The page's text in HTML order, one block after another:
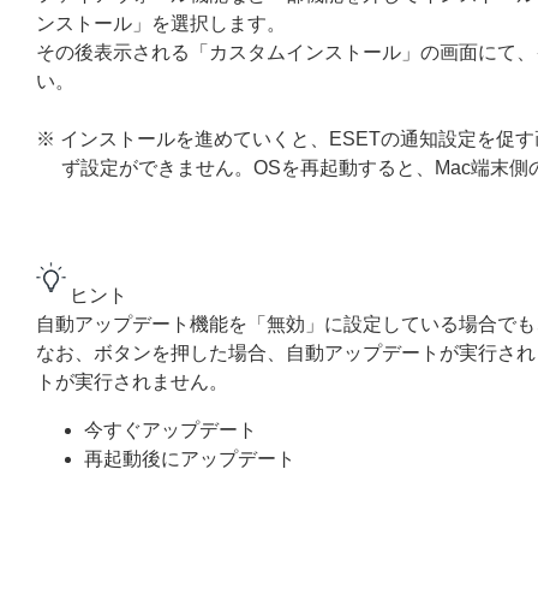
ンストール」を選択します。
その後表示される「カスタムインストール」の画面にて
い。
※ インストールを進めていくと、ESETの通知設定を促
ず設定ができません。OSを再起動すると、Mac端末
ヒント
自動アップデート機能を「無効」に設定している場合で
なお、ボタンを押した場合、自動アップデートが実行さ
トが実行されません。
今すぐアップデート
再起動後にアップデート